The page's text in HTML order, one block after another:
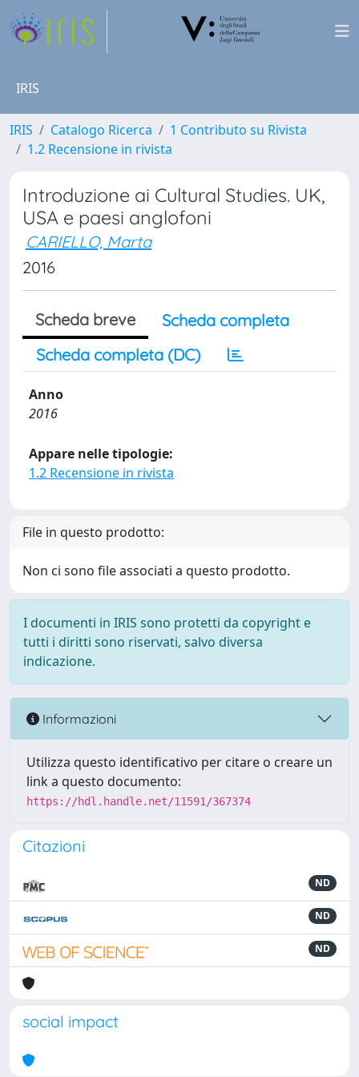
IRIS
IRIS Catalogo Ricerca
1 Contributo su Rivista
1.2 Recensione in rivista
Introduzione ai Cultural Studies. UK,
USA e paesi anglofoni
CARIELLO, Marta
2016
Scheda breve
Scheda completa
Scheda completa (DC)
Anno
2016
Appare nelle tipologie:
1.2 Recensione in rivista
File in questo prodotto:
Non ci sono file associati a questo prodotto.
I documenti in IRIS sono protetti da copyright e
tutti i diritti sono riservati, salvo diversa
indicazione.
Informazioni
Utilizza questo identificativo per citare o creare un
link a questo documento:
https://hdl.handle.net/11591/367374
Citazioni
ND
ND
ND
social impact